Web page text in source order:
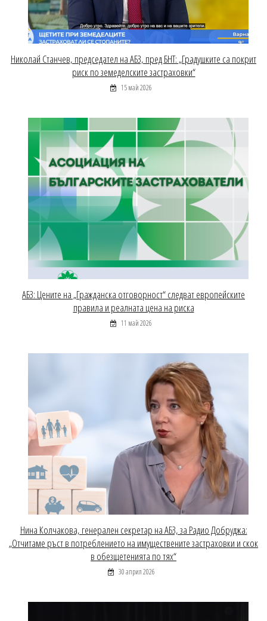
Николай Станчев, председател на АБЗ, пред БНТ: „Градушките са покрит
риск по земеделските застраховки“
15 май 2026
АБЗ: Цените на „Гражданска отговорност“ следват европейските
правила и реалната цена на риска
11 май 2026
Нина Колчакова, генерален секретар на АБЗ, за Радио Добруджа:
„Отчитаме ръст в потреблението на имуществените застраховки и скок
в обезщетенията по тях“
30 април 2026